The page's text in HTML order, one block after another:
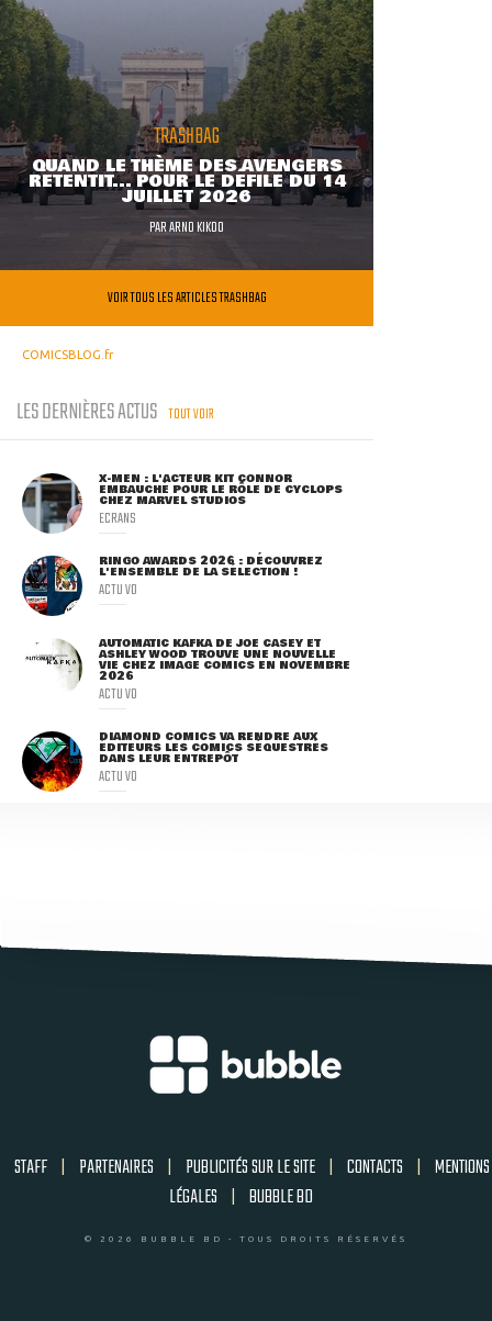
TRASHBAG
QUAND LE THÈME DES AVENGERS
RETENTIT... POUR LE DÉFILÉ DU 14
JUILLET 2026
PARARNO KIKOO
VOIR TOUS LES ARTICLES TRASHBAG
COMICSBLOG.fr
LES DERNIÈRES ACTUS TOUT VOIR
X-MEN : L'ACTEUR KIT CONNOR
EMBAUCHÉ POUR LE RÔLE DE CYCLOPS
CHEZ MARVEL STUDIOS
ECRANS
RINGO AWARDS 2026 : DÉCOUVREZ
L'ENSEMBLE DE LA SÉLECTION !
ACTU VO
AUTOMATIC KAFKA DE JOE CASEY ET
ASHLEY WOOD TROUVE UNE NOUVELLE
VIE CHEZ IMAGE COMICS EN NOVEMBRE
2026
ACTU VO
DIAMOND COMICS VA RENDRE AUX
ÉDITEURS LES COMICS SÉQUESTRÉS
DANS LEUR ENTREPÔT
ACTU VO
STAFF | PARTENAIRES | PUBLICITÉS SUR LE SITE | CONTACTS | MENTIONS
LÉGALES | BUBBLE BD
© 2026 BUBBLE BD - TOUS DROITS RÉSERVÉS